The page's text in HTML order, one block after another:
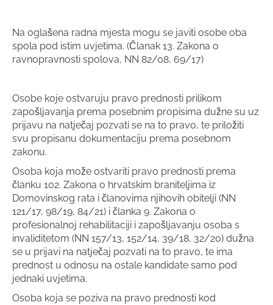
Na oglašena radna mjesta mogu se javiti osobe oba
spola pod istim uvjetima. (Članak 13. Zakona o
ravnopravnosti spolova, NN 82/08, 69/17)
Osobe koje ostvaruju pravo prednosti prilikom
zapošljavanja prema posebnim propisima dužne su uz
prijavu na natječaj pozvati se na to pravo, te priložiti
svu propisanu dokumentaciju prema posebnom
zakonu.
Osoba koja može ostvariti pravo prednosti prema
članku 102. Zakona o hrvatskim braniteljima iz
Domovinskog rata i članovima njihovih obitelji (NN
121/17, 98/19, 84/21) i članka 9. Zakona o
profesionalnoj rehabilitaciji i zapošljavanju osoba s
invaliditetom (NN 157/13, 152/14, 39/18, 32/20) dužna
se u prijavi na natječaj pozvati na to pravo, te ima
prednost u odnosu na ostale kandidate samo pod
jednaki uvjetima.
Osoba koja se poziva na pravo prednosti kod